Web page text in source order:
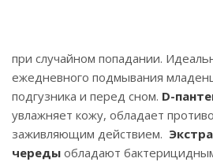
при случайном попадании.
ежедневного подмывания
подгузника и перед сном. D-
увлажняет кожу, обладает
заживляющим действием.
череды обладают